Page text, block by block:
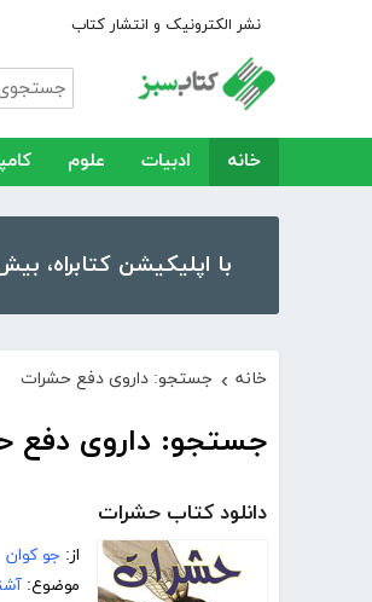
نشر الکترونیک و انتشار کتاب
خانه ادبیات علوم
با اپلیکیشن کتابراه، بیش از ۵۰،۰۰۰ کتاب، کتاب صوتی و رمان را در موبایل و تبلت خود
خانه › جستجو: داروی دفع حشرات
جستجو: داروی دفع
دانلود کتاب حشرات
از: جو کوان
موضوع: